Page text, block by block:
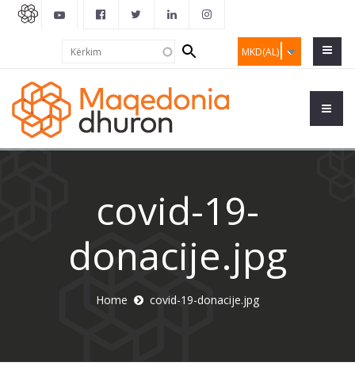
MKD(AL)
Search
form
covid-19-
donacije.jpg
Home covid-19-donacije.jpg